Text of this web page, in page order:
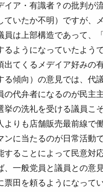
イア・有識者？の批判が
ていたか不明）ですが、
員は上部構造であって、
るようになっていたよう
出てくるメデイア好みの
る傾向）の意見では、代
の代弁者になるのが民主
挙の洗礼を受ける議員こ
よりも店舗販売最前線で
ンに当たるのが日常活動
することによって民意対
、一般党員と議員との意
票田を頼るようになって